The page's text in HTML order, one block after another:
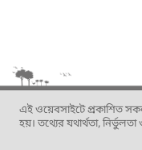
এই ওয়েবসাইটে প্রকাশিত
হয়। তথ্যের যথার্থতা, নির্ভুলতা